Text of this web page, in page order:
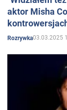
aktor Misha
Rozrywka03.03.2025